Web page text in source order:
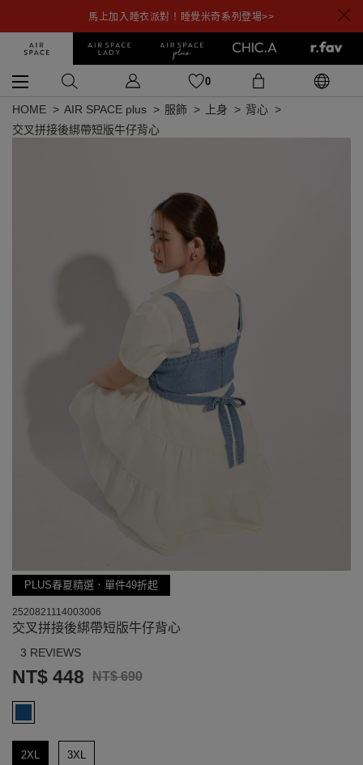
馬上加入睡衣派對！睡覺米奇系列登場>>
0
HOME AIR SPACE plus 服飾 上身
背心
交叉拼接後綁帶短版牛仔背心
PLUS春夏精選．單件49折起
2520821114003006
交叉拼接後綁帶短版牛仔背心
3 REVIEWS
NT$ 448 NT$ 690
2XL 3XL